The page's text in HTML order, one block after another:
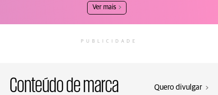
Ver mais
PUBLICIDADE
Conteúdo de marca Quero divulgar